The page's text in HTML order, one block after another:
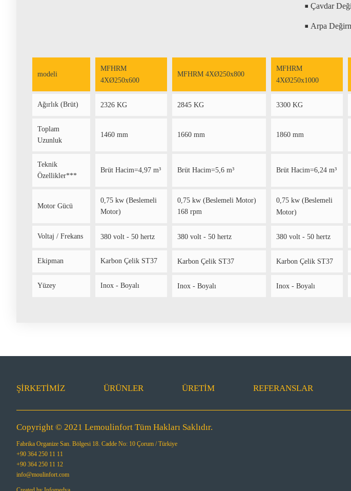
◾ Çavdar
◾ Arpa
modeli
MFHRM
4XØ250x600
MFHRM 4XØ250x800
MFHRM
4XØ250x1000
Ağırlık (Brüt) 2326 KG 2845 KG 3300 KG
Toplam
Uzunluk
1460 mm 1660 mm 1860 mm
Teknik
Özellikler***
Brüt Hacim=4,97 m³ Brüt Hacim=5,6 m³ Brüt Hacim=6,24 m³
Motor Gücü
0,75 kw (Beslemeli
Motor)
0,75 kw (Beslemeli Motor)
168 rpm
0,75 kw (Beslemeli
Motor)
Voltaj / Frekans 380 volt - 50 hertz 380 volt - 50 hertz 380 volt - 50 hertz
Ekipman Karbon Çelik ST37 Karbon Çelik ST37 Karbon Çelik ST37
Yüzey Inox - Boyalı Inox - Boyalı Inox - Boyalı
ŞIRKETIMIZ ÜRÜNLER ÜRETİM REFERANSLAR
Copyright © 2021 Lemoulinfort Tüm Hakları Saklıdır.
Fabrika Organize San. Bölgesi 18. Cadde No: 10 Çorum / Türkiye
+90 364 250 11 11
+90 364 250 11 12
info@moulinfort.com